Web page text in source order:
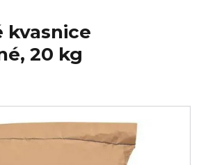
kvasnice
20 kg